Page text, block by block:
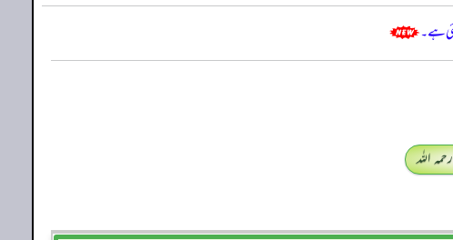
ہے۔
اللہ